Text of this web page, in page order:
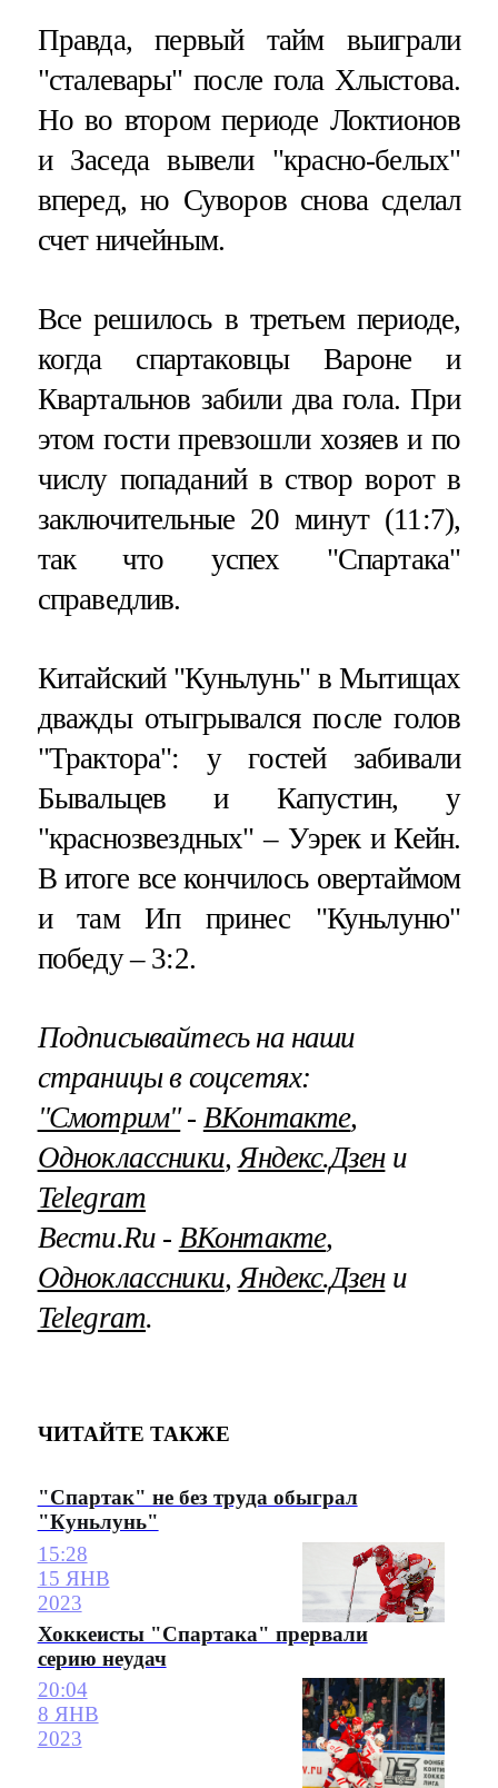
Правда, первый тайм выиграли
"сталевары" после гола Хлыстова.
Но во втором периоде Локтионов
и Заседа вывели "красно-белых"
вперед, но Суворов снова сделал
счет ничейным.
Все решилось в третьем периоде,
когда спартаковцы Вароне и
Квартальнов забили два гола. При
этом гости превзошли хозяев и по
числу попаданий в створ ворот в
заключительные 20 минут (11:7),
так что успех "Спартака"
справедлив.
Китайский "Куньлунь" в Мытищах
дважды отыгрывался после голов
"Трактора": у гостей забивали
Бывальцев и Капустин, у
"краснозвездных" – Уэрек и Кейн.
В итоге все кончилось овертаймом
и там Ип принес "Куньлуню"
победу – 3:2.
Подписывайтесь на наши
страницы в соцсетях:
"Смотрим"‐ ВКонтакте,
Одноклассники,Яндекс.Дзени
Telegram
Вести.Ru ‐ ВКонтакте,
Одноклассники,Яндекс.Дзени
Telegram.
ЧИТАЙТЕ ТАКЖЕ
"Спартак" не без труда обыграл
"Куньлунь"
15:28
15 ЯНВ
2023
Хоккеисты "Спартака" прервали
серию неудач
20:04
8 ЯНВ
2023